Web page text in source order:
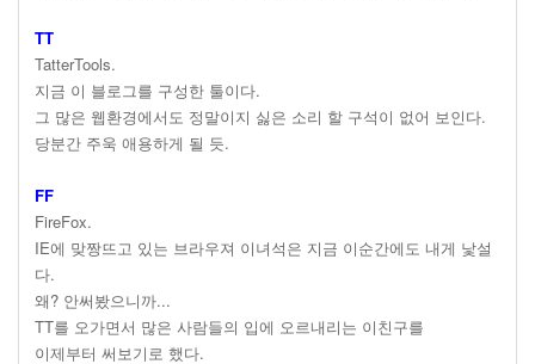
TT
TatterTools.
지금 이 블로그를 구성한 툴이다.
그 많은 웹환경에서도 정말이지 싫은 소리 할 구석이 없어 보인다.
당분간 주욱 애용하게 될 듯.
FF
FireFox.
IE에 맞짱뜨고 있는 브라우져 이녀석은 지금 이순간에도 내게 낯설
다.
왜? 안써봤으니까...
TT를 오가면서 많은 사람들의 입에 오르내리는 이친구를
이제부터 써보기로 했다.